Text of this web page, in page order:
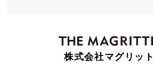
株式会社マグリット